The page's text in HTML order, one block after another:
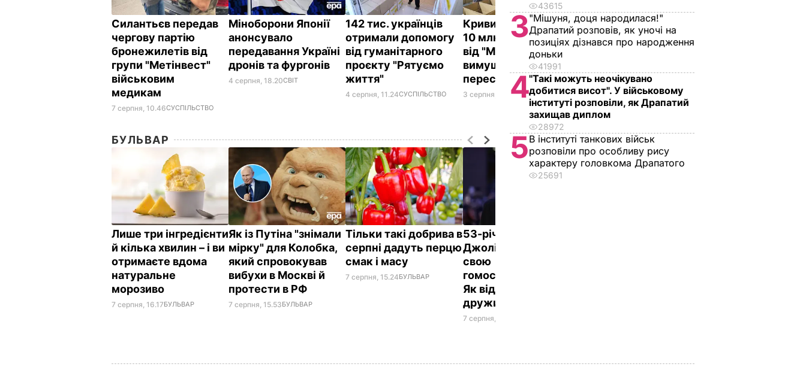
Силантьєв передав
чергову партію
бронежилетів від
групи "Метінвест"
військовим
медикам
7 серпня, 10.46СУСПІЛЬСТВО
Міноборони Японії
анонсувало
передавання Україні
дронів та фургонів
4 серпня, 18.20СВІТ
142 тис. українців
отримали допомогу
від гуманітарного
проєкту "Рятуємо
життя"
4 серпня, 11.24СУСПІЛЬСТВО
Кривий Ріг отримав
10 млн грн допомоги
від "Метінвесту" для
вимушених
переселенців
3 серпня, 17.55ВІЙНА В УКРАЇНІ
БУЛЬВАР
Лише три інгредієнти
й кілька хвилин – і ви
отримаєте вдома
натуральне
морозиво
7 серпня, 16.17БУЛЬВАР
Як із Путіна "знімали
мірку" для Колобка,
який спровокував
вибухи в Москві й
протести в РФ
7 серпня, 15.53БУЛЬВАР
Тільки такі добрива в
серпні дадуть перцю
смак і масу
7 серпня, 15.24БУЛЬВАР
53-річний брат
Джолі заявив про
свою
гомосексуальність.
Як відреагувала його
дружина
7 серпня, 14.37
43615
3"Мішуня, доця народилася!"
Драпатий розповів, як уночі на
позиціях дізнався про народження
доньки
41991
4"Такі можуть неочікувано
добитися висот". У військовому
інституті розповіли, як Драпатий
захищав диплом
28972
5В інституті танкових військ
розповіли про особливу рису
характеру головкома Драпатого
25691